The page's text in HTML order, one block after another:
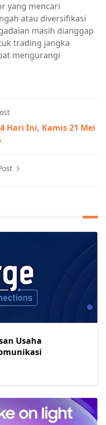
yang mencari
atau diversifikasi
masih dianggap
trading jangka
mengurangi
Hari Ini, Kamis 21 Mei
Usaha